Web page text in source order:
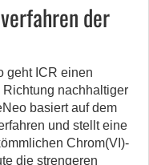
der
geht ICR einen
nachhaltiger
basiert auf dem
und stellt eine
Chrom(VI)-
die strengeren